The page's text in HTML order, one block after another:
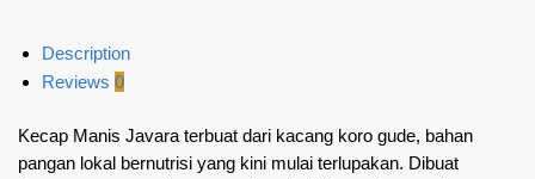
Description
Reviews 0
Kecap Manis Javara terbuat dari kacang koro gude, bahan
pangan lokal bernutrisi yang kini mulai terlupakan. Dibuat